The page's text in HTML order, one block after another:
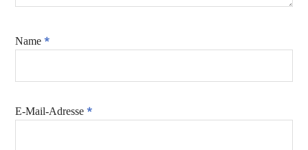
Name*
E-Mail-Adresse*